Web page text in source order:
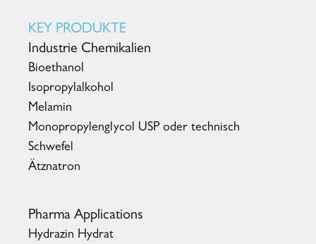
KEY PRODUKTE
Industrie Chemikalien
Bioethanol
Isopropylalkohol
Melamin
Monopropylenglycol USP oder technisch
Schwefel
Ätznatron
Pharma Applications
Hydrazin Hydrat